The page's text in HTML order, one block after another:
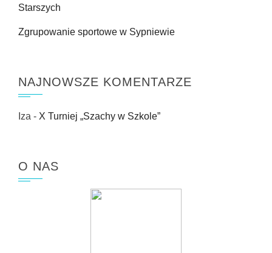
Starszych
Zgrupowanie sportowe w Sypniewie
NAJNOWSZE KOMENTARZE
Iza - X Turniej „Szachy w Szkole”
O NAS